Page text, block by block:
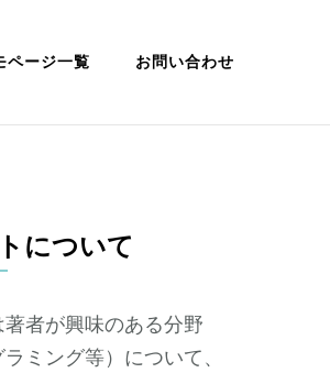
ページ一覧 お問い合わせ
について
者が興味のある分野
ラミング等）について、